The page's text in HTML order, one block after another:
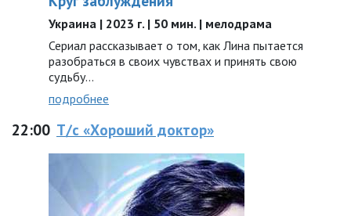
Украина | 2023 г. | 50 мин. | мелодрама
Сериал рассказывает о том, как Лина пытается
разобраться в своих чувствах и принять свою
судьбу…
подробнее
22:00 Т/с «Хороший доктор»